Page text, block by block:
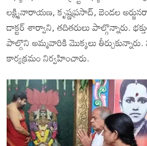
లక్ష్మినారాయణ, కృష్ణప్రసాద్, బెండల
డాక్టర్ శార్వాని, తదితరులు పాల్గొన్నారు.
పాల్గొని అమ్మవారికి మొక్కలు
కార్యక్రమం నిర్వహించారు.